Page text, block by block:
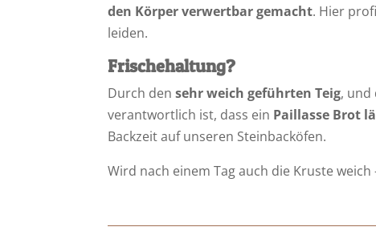
den Körper verwertbar gemacht. Hier
leiden.
Frischehaltung?
Durch den sehr weich geführten Teig,
verantwortlich ist, dass ein Paillasse Brot
Backzeit auf unseren Steinbacköfen.
Wird nach einem Tag auch die Kruste